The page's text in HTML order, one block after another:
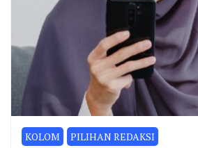
KOLOM PILIHAN REDAKSI